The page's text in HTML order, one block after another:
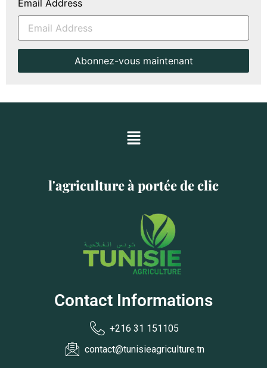
Email Address
l'agriculture à portée de clic
Contact Informations
+216 31 151105
contact@tunisieagriculture.tn